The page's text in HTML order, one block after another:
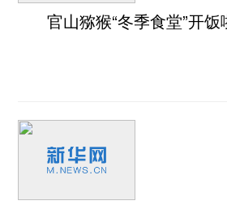
官山猕猴“冬季食堂”开饭